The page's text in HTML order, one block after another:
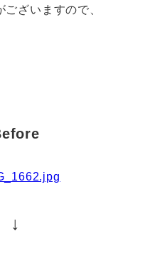
ざいますので、
↓